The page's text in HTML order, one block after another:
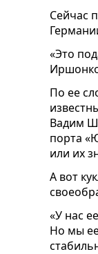
Сейчас
«Это
По ее
Вадим
порта
или их
А вот
«У нас
Но мы